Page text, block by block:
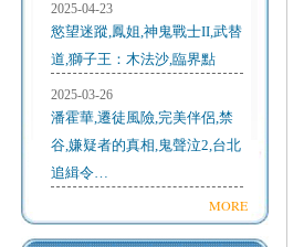
2025-04-23
慾望迷蹤,鳳姐,神鬼戰士II,武替
道,獅子王：木法沙,臨界點
2025-03-26
潘霍華,遷徒風險,完美伴侶,禁
谷,嫌疑者的真相,鬼聲泣2,台北
追緝令…
MORE